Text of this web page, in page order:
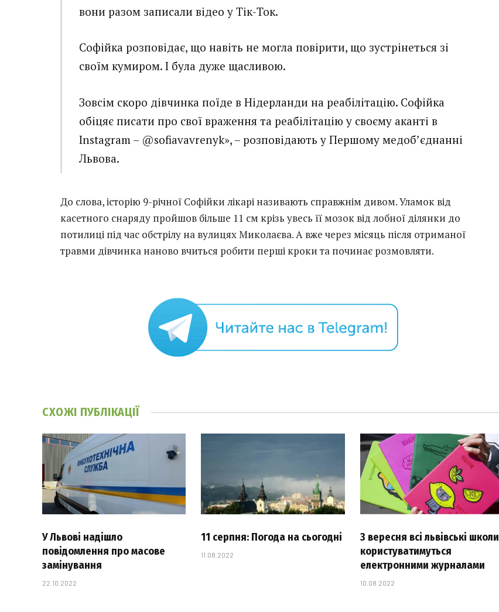
вони разом записали відео у Тік-Ток.
Софійка розповідає, що навіть не могла повірити, що зустрінеться зі
своїм кумиром. І була дуже щасливою.
Зовсім скоро дівчинка поїде в Нідерланди на реабілітацію. Софійка
обіцяє писати про свої враження та реабілітацію у своєму аканті в
Instagram – @sofiavavrenyk», – розповідають у Першому медоб’єднанні
Львова.
До слова, історію 9-річної Софійки лікарі називають справжнім дивом. Уламок від
касетного снаряду пройшов більше 11 см крізь увесь її мозок від лобної ділянки до
потилиці під час обстрілу на вулицях Миколаєва. А вже через місяць після отриманої
травми дівчинка наново вчиться робити перші кроки та починає розмовляти.
СХОЖІ ПУБЛІКАЦІЇ
У Львові надішло
повідомлення про масове
замінування
22.10.2022
11 серпня: Погода на сьогодні
11.08.2022
З вересня всі львівські школи
користуватимуться
електронними журналами
10.08.2022